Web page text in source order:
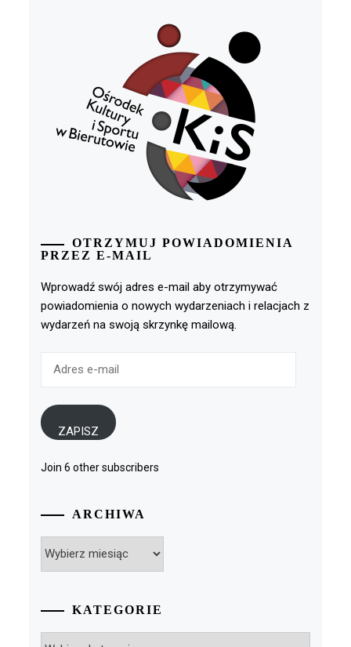
OTRZYMUJ POWIADOMIENIA
PRZEZ E-MAIL
Wprowadź swój adres e-mail aby otrzymywać
powiadomienia o nowych wydarzeniach i relacjach z
wydarzeń na swoją skrzynkę mailową.
ZAPISZ
Join 6 other subscribers
ARCHIWA
KATEGORIE